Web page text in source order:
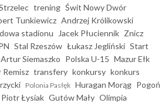
trening Świt Nowy Dwór
Tunkiewicz Andrzej Królikowski
stadionu Jacek Płuciennik Znicz
Stal Rzeszów Łukasz Jegliński Start
Artur Siemaszko Polska U-15 Mazur Ełk
Remisz transfery konkursy konkurs
Polonia Pasłęk Huragan Morąg Pogoń
Piotr Łysiak Gutów Mały Olimpia